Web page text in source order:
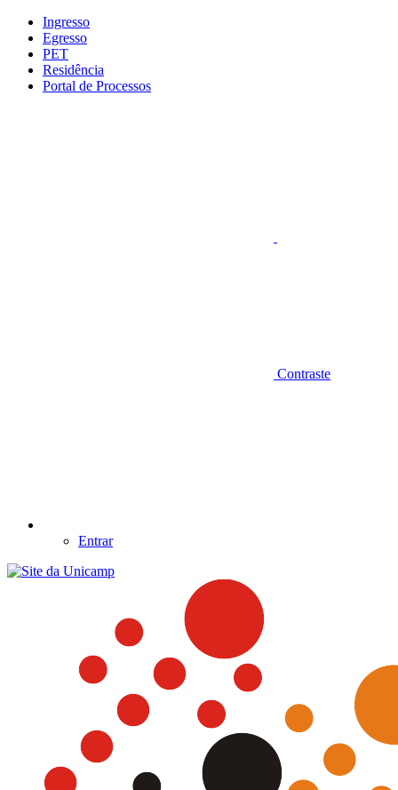
Conteúdo principal
Ingresso
Egresso
PET
Residência
Portal de Processos
Contraste
Entrar